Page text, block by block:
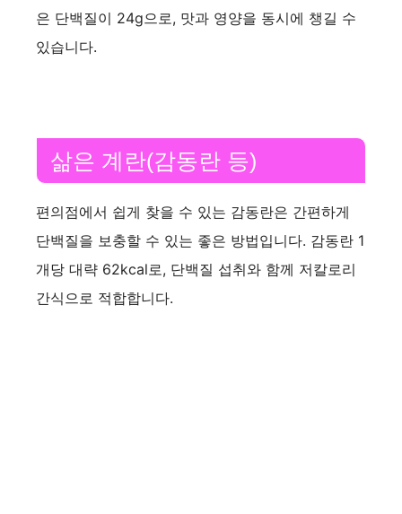
은 단백질이 24g으로, 맛과 영양을 동시에 챙길 수
있습니다.
삶은 계란(감동란 등)
편의점에서 쉽게 찾을 수 있는 감동란은 간편하게
단백질을 보충할 수 있는 좋은 방법입니다. 감동란 1
개당 대략 62kcal로, 단백질 섭취와 함께 저칼로리
간식으로 적합합니다.